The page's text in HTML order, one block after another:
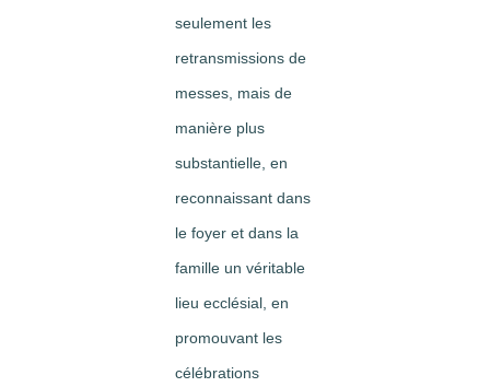
seulement les
retransmissions de
messes, mais de
manière plus
substantielle, en
reconnaissant dans
le foyer et dans la
famille un véritable
lieu ecclésial, en
promouvant les
célébrations